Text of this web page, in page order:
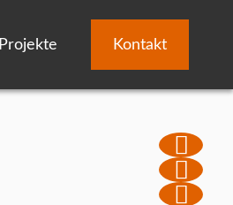
Projekte Kontakt